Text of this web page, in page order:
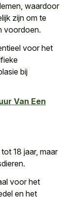
waardoor
zijn om te
voordoen.
voor het
bij
Van Een
18 jaar, maar
voor het
en het